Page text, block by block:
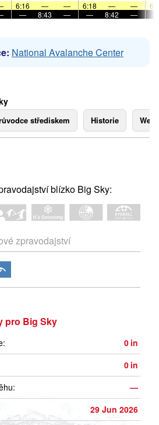
6:16 — — 6:18 — —
— 8:43 — — 8:42 —
National Avalanche Center
střediskem Historie
blízko Big Sky:
zpravodajství
pro Big Sky
0 in
0 in
—
29 Jun 2026